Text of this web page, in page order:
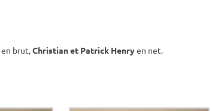
en brut,Christian et Patrick Henryen net.